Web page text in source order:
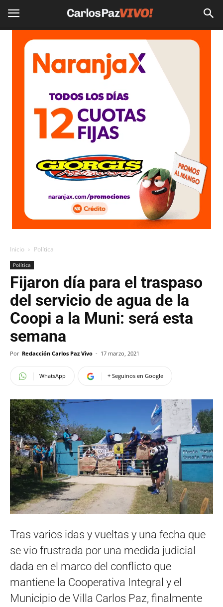
Inicio Política
Política
Fijaron día para el traspaso
del servicio de agua de la
Coopi a la Muni: será esta
semana
Por Redacción Carlos Paz Vivo - 17 marzo, 2021
WhatsApp + Seguinos en Google
Tras varios idas y vueltas y una fecha que
se vio frustrada por una medida judicial
dada en el marco del conflicto que
mantiene la Cooperativa Integral y el
Municipio de Villa Carlos Paz, finalmente